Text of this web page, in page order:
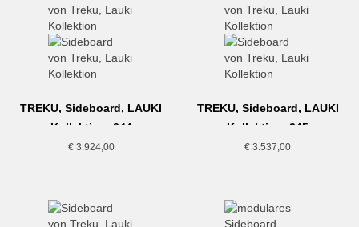
TREKU, Sideboard, LAUKI
Kollektion, 244
€3.924,00
TREKU, Sideboard, LAUKI
Kollektion, 245
€ 3.537,00